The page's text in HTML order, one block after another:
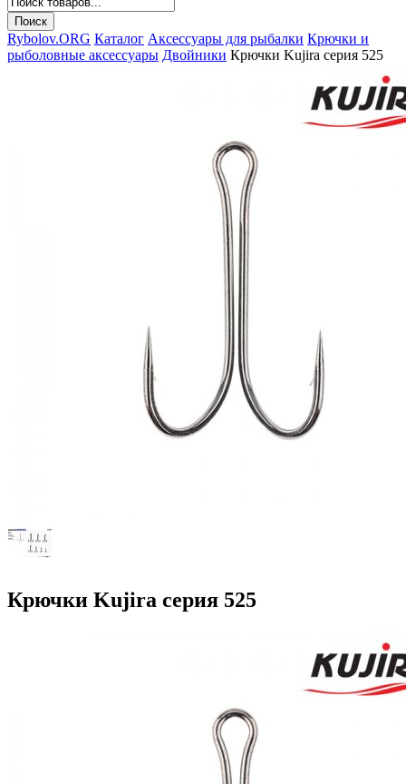
Rybolov.ORG Каталог Аксессуары для рыбалки Крючки и
рыболовные аксессуары Двойники Крючки Kujira серия 525
Крючки Kujira серия 525